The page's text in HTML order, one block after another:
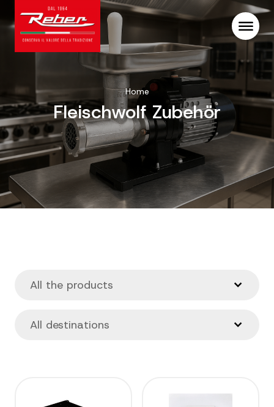
Home
Fleischwolf Zubehör